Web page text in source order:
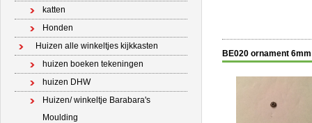
katten
Honden
Huizen alle winkeltjes kijkkasten
huizen boeken tekeningen
huizen DHW
Huizen/ winkeltje Barabara's
Moulding
BE020 ornament 6mm